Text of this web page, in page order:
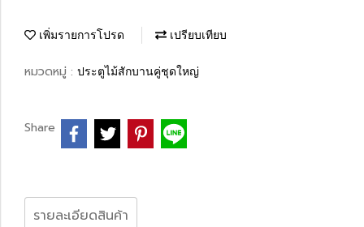
เพิ่มรายการโปรด เปรียบเทียบ
หมวดหมู่ : ประตูไม้สักบานคู่ชุดใหญ่
Share
รายละเอียดสินค้า